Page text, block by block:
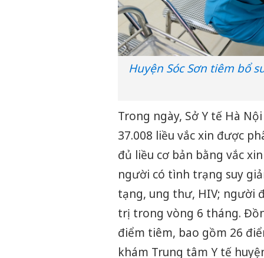
Huyện Sóc Sơn tiêm bổ
Trong ngày, Sở Y tế Hà
37.008 liều vắc xin được
đủ liều cơ bản bằng vắc
người có tình trạng suy
tạng, ung thư, HIV; người
trị trong vòng 6 tháng.
điểm tiêm, bao gồm 26
khám Trung tâm Y tế